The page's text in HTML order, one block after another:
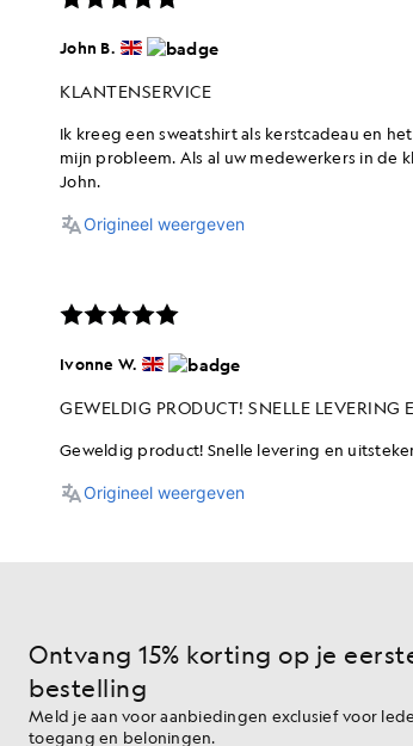
Ontvang 15% korting op je
bestelling
Meld je aan voor aanbiedingen exclusief voor
toegang en beloningen.